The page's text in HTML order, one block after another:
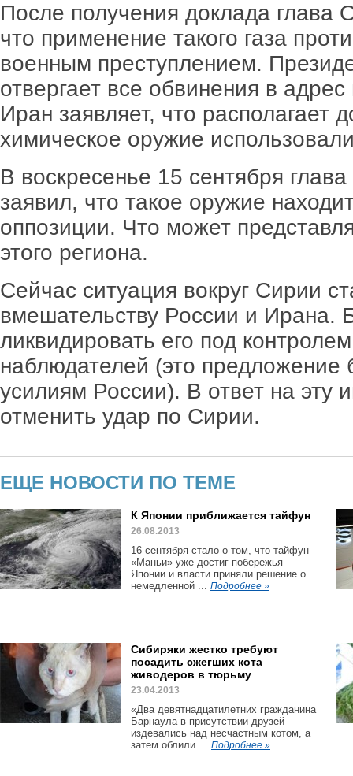
После получения доклада
что применение такого газа
военным преступлением.
отвергает все обвинения в
Иран заявляет, что располагает
химическое оружие
В воскресенье 15 сентября
заявил, что такое оружие
оппозиции. Что может
этого региона.
Сейчас ситуация вокруг Сирии
вмешательству России и Ирана.
ликвидировать его под
наблюдателей (это предложение
усилиям России). В ответ на эту
отменить удар по Сирии.
ЕЩЕ НОВОСТИ ПО ТЕМЕ
К Японии приближается тайфун
26.08.2013
16 сентября стало о том, что тайфун
«Маньи» уже достиг побережья
Японии и власти приняли решение о
немедленной ... Подробнее »
Сибиряки жестко требуют
посадить сжегших кота
живодеров в тюрьму
23.04.2013
«Два девятнадцатилетних гражданина
Барнаула в присутствии друзей
издевались над несчастным котом, а
затем облили ... Подробнее »